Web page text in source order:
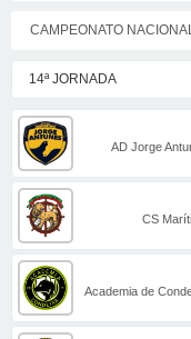
CAMPEONATO
14ª JORNADA
AD Jorge
CS
Academia de